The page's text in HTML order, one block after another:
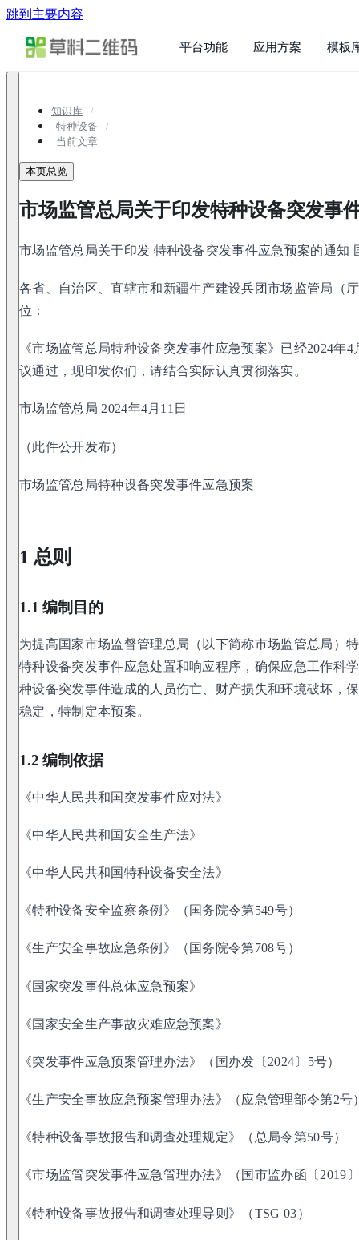
跳到主要内容
平台功能 应用方案 模板
知识库
特种设备
当前文章
本页总览
市场监管总局关于印发特种设备突发事
市场监管总局关于印发 特种设备突发事件应急预案的通知
各省、自治区、直辖市和新疆生产建设兵团市场监管局（
位：
《市场监管总局特种设备突发事件应急预案》已经2024年
议通过，现印发你们，请结合实际认真贯彻落实。
市场监管总局 2024年4月11日
（此件公开发布）
市场监管总局特种设备突发事件应急预案
1 总则
1.1 编制目的
为提高国家市场监督管理总局（以下简称市场监管总局）
特种设备突发事件应急处置和响应程序，确保应急工作科
种设备突发事件造成的人员伤亡、财产损失和环境破坏，
稳定，特制定本预案。
1.2 编制依据
《中华人民共和国突发事件应对法》
《中华人民共和国安全生产法》
《中华人民共和国特种设备安全法》
《特种设备安全监察条例》（国务院令第549号）
《生产安全事故应急条例》（国务院令第708号）
《国家突发事件总体应急预案》
《国家安全生产事故灾难应急预案》
《突发事件应急预案管理办法》（国办发〔2024〕5号）
《生产安全事故应急预案管理办法》（应急管理部令第2号
《特种设备事故报告和调查处理规定》（总局令第50号）
《市场监管突发事件应急管理办法》（国市监办函〔2019
《特种设备事故报告和调查处理导则》（TSG 03）